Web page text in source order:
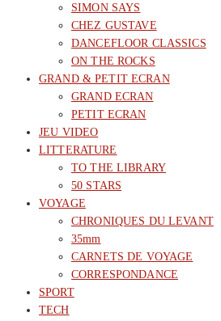
SIMON SAYS
CHEZ GUSTAVE
DANCEFLOOR CLASSICS
ON THE ROCKS
GRAND & PETIT ECRAN
GRAND ECRAN
PETIT ECRAN
JEU VIDEO
LITTERATURE
TO THE LIBRARY
50 STARS
VOYAGE
CHRONIQUES DU LEVANT
35mm
CARNETS DE VOYAGE
CORRESPONDANCE
SPORT
TECH